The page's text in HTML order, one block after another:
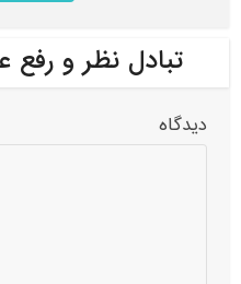
تبادل نظر و رفع
دیدگاه